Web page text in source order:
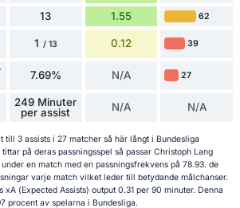
13 1.55 62
1 / 13 0.12 39
7.69% N/A 27
249 Minuter
per assist
N/A N/A
till 3 assists i 27 matcher så här långt i Bundesliga
på deras passningsspel så passar Christoph Lang
en match med en passningsfrekvens på 78.93. de
varje match vilket leder till betydande målchanser.
xA (Expected Assists) output 0.31 per 90 minuter. Denna
procent av spelarna i Bundesliga.